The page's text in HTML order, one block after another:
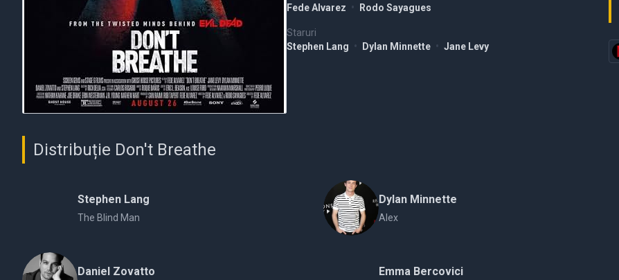
Fede Alvarez • Rodo Sayagues
Staruri
Stephen Lang • Dylan Minnette • Jane Levy
Distribuție Don't Breathe
Stephen Lang
The Blind Man
Dylan Minnette
Alex
Daniel Zovatto Emma Bercovici